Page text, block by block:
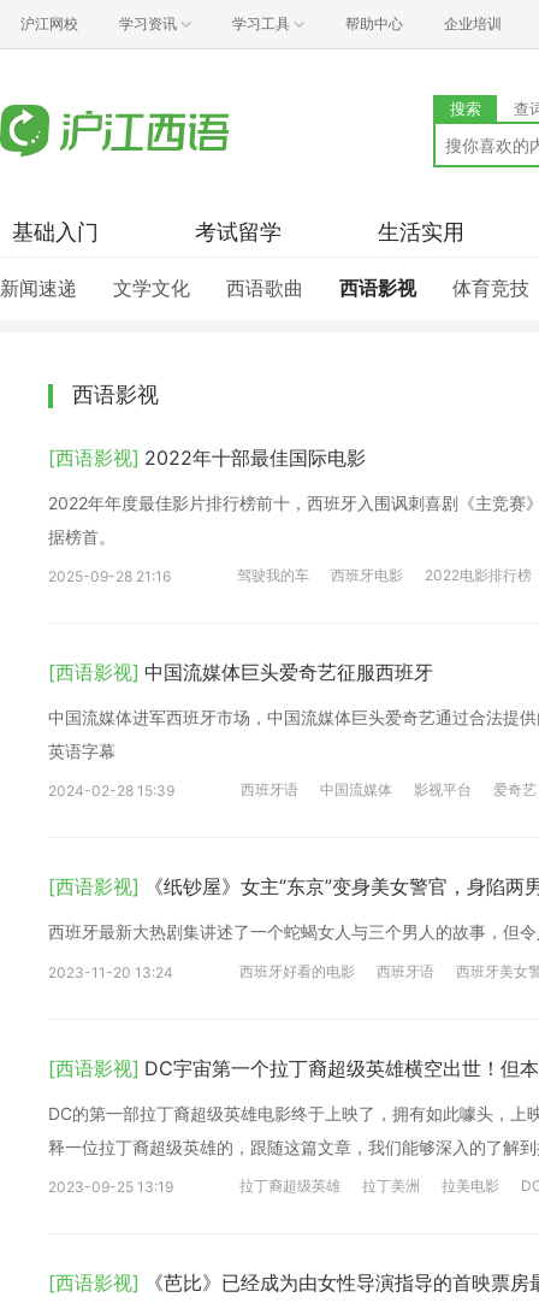
沪江网校 学习资讯 学习工具 帮助中心 企业培训
搜索 查
基础入门 考试留学 生活实用
新闻速递 文学文化 西语歌曲 西语影视 体育竞技
西语影视
[西语影视] 2022年十部最佳国际电影
2022年年度最佳影片排行榜前十，西班牙入围讽刺喜剧《主竞赛
据榜首。
2025-09-28 21:16 驾驶我的车 西班牙电影 2022电影排行榜
[西语影视] 中国流媒体巨头爱奇艺征服西班牙
中国流媒体进军西班牙市场，中国流媒体巨头爱奇艺通过合法提
英语字幕
2024-02-28 15:39 西班牙语 中国流媒体 影视平台 爱奇艺
[西语影视] 《纸钞屋》女主“东京”变身美女警官，身陷两
西班牙最新大热剧集讲述了一个蛇蝎女人与三个男人的故事，但
2023-11-20 13:24 西班牙好看的电影 西班牙语 西班牙美女
[西语影视] DC宇宙第一个拉丁裔超级英雄横空出世！但
DC的第一部拉丁裔超级英雄电影终于上映了，拥有如此噱头，
释一位拉丁裔超级英雄的，跟随这篇文章，我们能够深入的了解
2023-09-25 13:19 拉丁裔超级英雄 拉丁美洲 拉美电影
[西语影视] 《芭比》已经成为由女性导演指导的首映票房